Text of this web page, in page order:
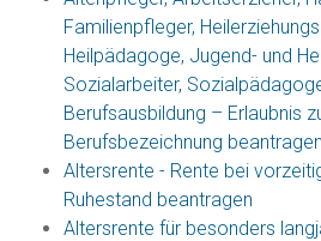
Familienpfleger,
Heilpädagoge, Jugend- und
Sozialarbeiter,
Berufsausbildung – Erlaubnis
Berufsbezeichnung beantragen
Altersrente - Rente bei
Ruhestand beantragen
Altersrente für besonders